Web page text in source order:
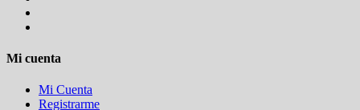
Mi cuenta
Mi Cuenta
Registrarme